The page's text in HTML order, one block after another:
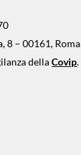
8 – 00161, Roma
dellaCovip.